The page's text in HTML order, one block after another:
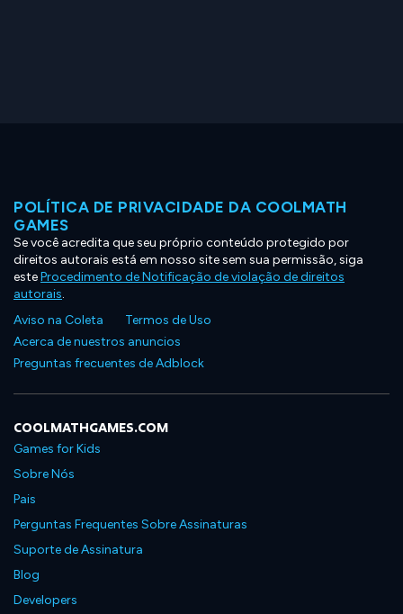
POLÍTICA DE PRIVACIDADE DA COOLMATH
GAMES
Se você acredita que seu próprio conteúdo protegido por
direitos autorais está em nosso site sem sua permissão, siga
esteProcedimento de Notificação de violação de direitos
autorais.
Aviso na Coleta
Termos de Uso
Acerca de nuestros anuncios
Preguntas frecuentes de Adblock
COOLMATHGAMES.COM
Games for Kids
Sobre Nós
Pais
Perguntas Frequentes Sobre Assinaturas
Suporte de Assinatura
Blog
Developers